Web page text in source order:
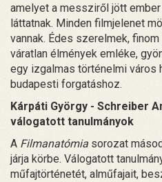
amelyet a messziről jött
láttatnak. Minden filmjelenet
vannak. Édes szerelmek,
váratlan élmények emléke,
egy izgalmas történelmi város
budapesti forgatáshoz.
Kárpáti György - Schreiber
válogatott tanulmányok
A Filmanatómia sorozat
járja körbe. Válogatott
műfajtörténetét, alműfajait,